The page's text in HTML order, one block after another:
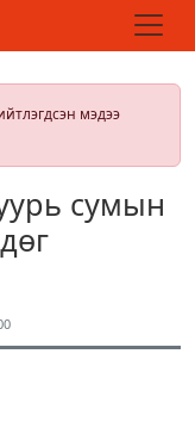
мэдээ
сумын